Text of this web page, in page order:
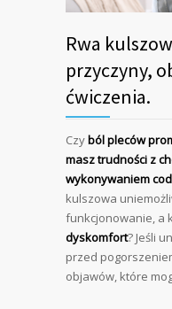
Rwa
przyczyny,
ćwiczenia.
Czyból pleców
masz trudności z
wykonywaniem
kulszowa
funkcjonowanie, a
dyskomfort? Jeśli
przed
objawów, które